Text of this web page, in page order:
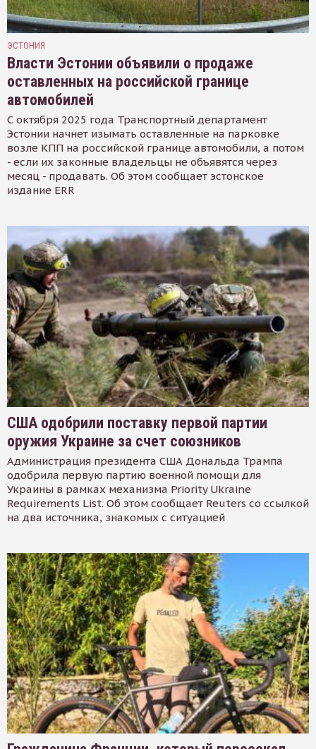
ЭСТОНИЯ
Власти Эстонии объявили о продаже
оставленных на российской границе
автомобилей
С октября 2025 года Транспортный департамент
Эстонии начнет изымать оставленные на парковке
возле КПП на российской границе автомобили, а потом
- если их законные владельцы не объявятся через
месяц - продавать. Об этом сообщает эстонское
издание ERR
США одобрили поставку первой партии
оружия Украине за счет союзников
Администрация президента США Дональда Трампа
одобрила первую партию военной помощи для
Украины в рамках механизма Priority Ukraine
Requirements List. Об этом сообщает Reuters со ссылкой
на два источника, знакомых с ситуацией